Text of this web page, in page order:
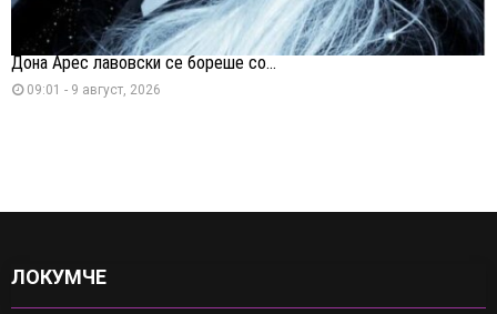
Дона Арес лавовски се бореше со...
09:01 - 9 август, 2026
ЛОКУМЧЕ